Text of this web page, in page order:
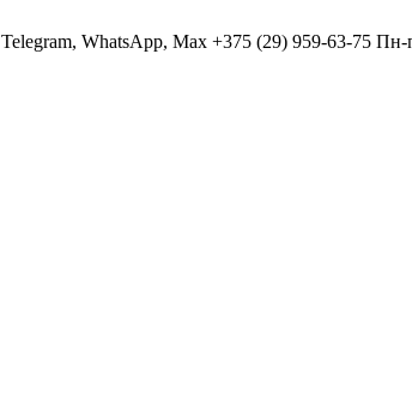
Telegram, WhatsApp, Max +375 (29) 959-63-75 Пн-